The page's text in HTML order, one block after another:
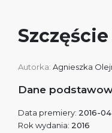
Autorka: Agnieszka
Dane
Data premiery: 2016-
Rok wydania: 2016